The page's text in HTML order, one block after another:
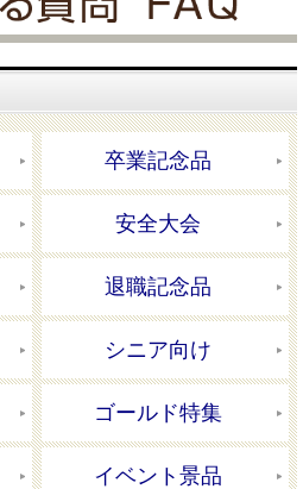
卒業記念品
安全大会
退職記念品
シニア向け
ゴールド特集
イベント景品